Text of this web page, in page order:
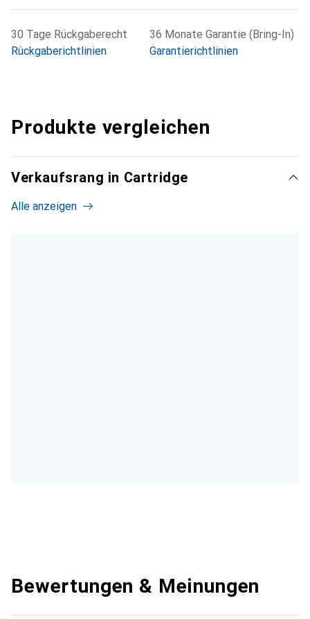
30 Tage Rückgaberecht
Rückgaberichtlinien
36 Monate Garantie (Bring-In)
Garantierichtlinien
Produkte vergleichen
Verkaufsrang in Cartridge
Alle anzeigen
Bewertungen & Meinungen